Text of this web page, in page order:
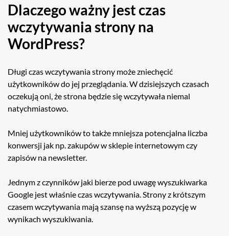
Dlaczego ważny jest czas
wczytywania strony na
WordPress?
Długi czas wczytywania strony może zniechęcić
użytkowników do jej przeglądania. W dzisiejszych czasach
oczekują oni, że strona będzie się wczytywała niemal
natychmiastowo.
Mniej użytkowników to także mniejsza potencjalna liczba
konwersji jak np. zakupów w sklepie internetowym czy
zapisów na newsletter.
Jednym z czynników jaki bierze pod uwagę wyszukiwarka
Google jest właśnie czas wczytywania. Strony z krótszym
czasem wczytywania mają szansę na wyższą pozycję w
wynikach wyszukiwania.